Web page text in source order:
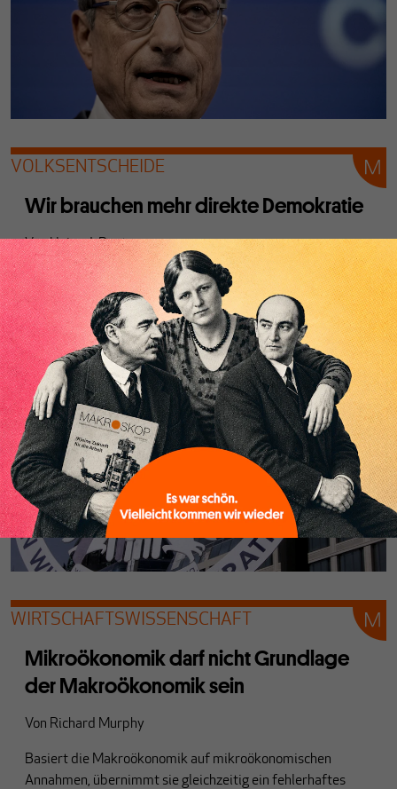
VOLKSENTSCHEIDE
Wir brauchen mehr direkte Demokratie
VonHeinz-J. Bontrup
Obwohl sich die Mehrheit der Deutschen mehr direkte
Demokratie wünscht, hat die Ampel entsprechende Pläne
der Vorgängerregierung ad acta gelegt. Dabei gibt es einige
Argumente, die für sie sprechen.
WIRTSCHAFTSWISSENSCHAFT
Mikroökonomik darf nicht Grundlage
der Makroökonomik sein
Von Richard Murphy
Basiert die Makroökonomik auf mikroökonomischen
Annahmen, übernimmt sie gleichzeitig ein fehlerhaftes